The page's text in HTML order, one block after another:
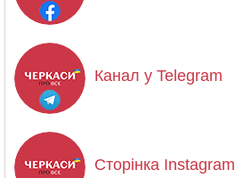
Канал у Telegram
Сторінка Instagram